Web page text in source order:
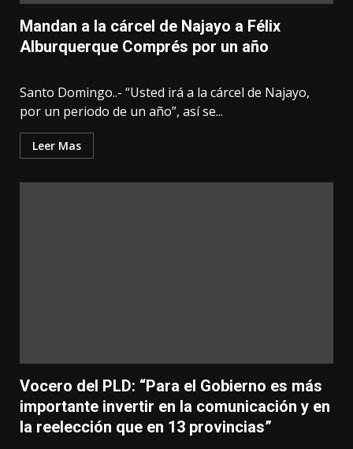
Mandan a la cárcel de Najayo a Félix
Alburquerque Comprés por un año
Santo Domingo..- “Usted irá a la cárcel de Najayo,
por un periodo de un año”, así se...
Leer Mas
Vocero del PLD: “Para el Gobierno es más
importante invertir en la comunicación y en
la reelección que en 13 provincias”